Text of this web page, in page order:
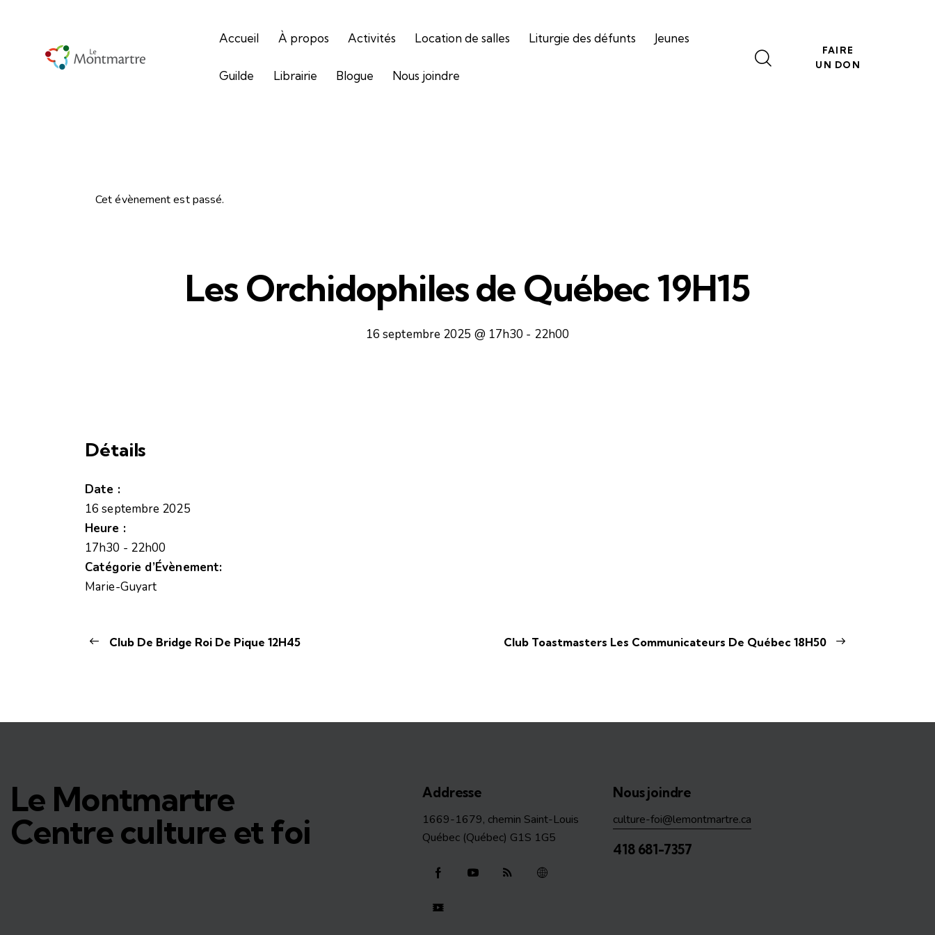
Accueil À propos Activités Location de salles Liturgie des défunts Jeunes
Guilde Librairie Blogue Nous joindre
FAIRE
UN DON
Cet évènement est passé.
Les Orchidophiles de Québec 19H15
16 septembre 2025 @ 17h30 - 22h00
Détails
Date :
16 septembre 2025
Heure :
17h30 - 22h00
Catégorie d’Évènement:
Marie-Guyart
Club De Bridge Roi De Pique 12H45 Club Toastmasters Les Communicateurs De Québec 18H50
Le Montmartre
Centre culture et foi
Addresse
1669-1679, chemin Saint-Louis
Québec (Québec) G1S 1G5
Nous joindre
culture-foi@lemontmartre.ca
418 681-7357